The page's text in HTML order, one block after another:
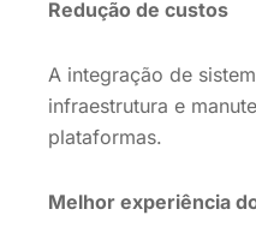
Redução de custos
A integração de
infraestrutura e
plataformas.
Melhor experiência